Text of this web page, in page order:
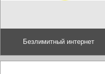
Безлимитный интернет